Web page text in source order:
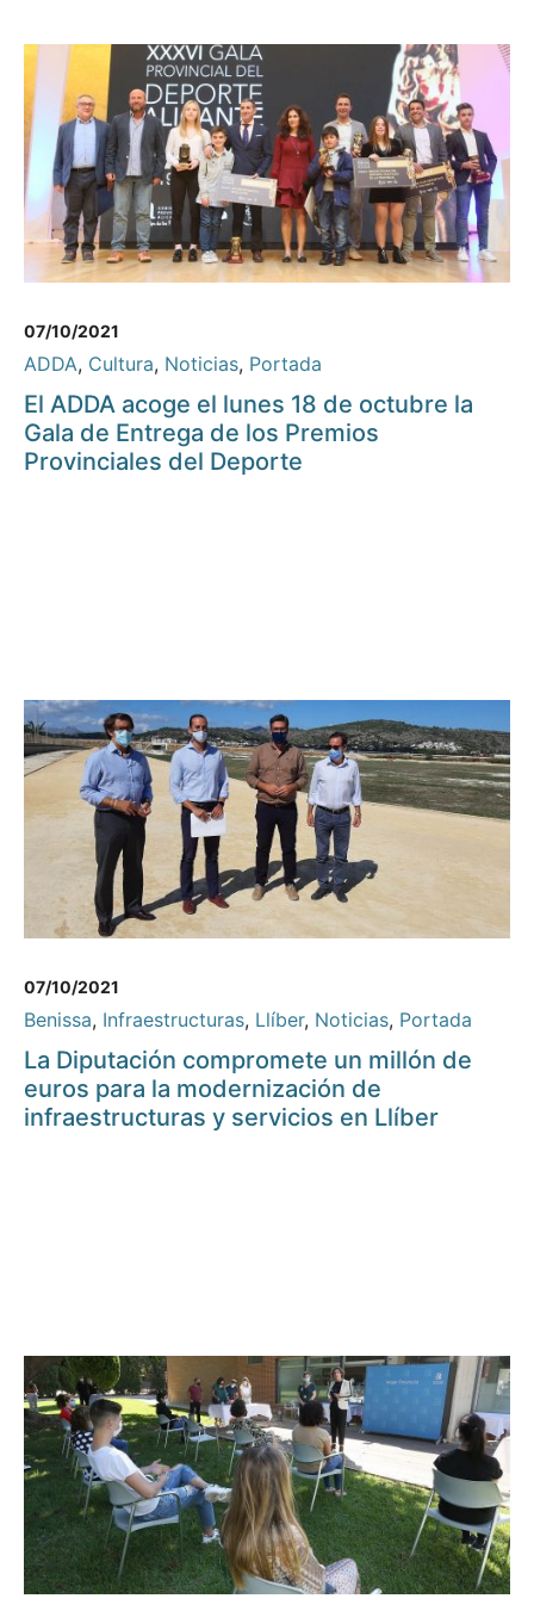
07/10/2021
ADDA, Cultura, Noticias, Portada
El ADDA acoge el lunes 18 de octubre la
Gala de Entrega de los Premios
Provinciales del Deporte
07/10/2021
Benissa, Infraestructuras, Llíber, Noticias, Portada
La Diputación compromete un millón de
euros para la modernización de
infraestructuras y servicios en Llíber